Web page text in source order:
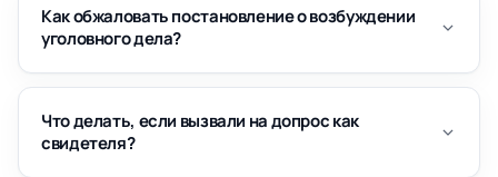
Как обжаловать постановление о возбуждении
уголовного дела?
Что делать, если вызвали на допрос как
свидетеля?